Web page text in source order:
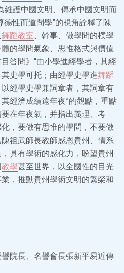
維護中國文明、傳承中國文明而
德性而道問學”的視角詮釋了陳
舞蹈教室、幹事、做學問的樸學
的學問氣象、思惟格式與價值
答問》“由小學進經學者，其經
史學可托；由經學史學進舞蹈
經學史學兼詞章者，其詞章有
經濟成績遠年夜”的觀點，重點
在年夜氣，并指出義理、考
，要做有思惟的學問，不要做
祖武師長教師感恩貴州、情系
具有學術的感化力，盼望貴州
教學甚至世界，以全國性的目光
，推動貴州學術文明的繁榮和
院長、名譽會長張新平易近傳